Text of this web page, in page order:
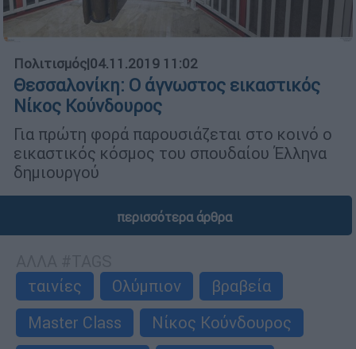
Πολιτισμός|04.11.2019 11:02
Θεσσαλονίκη: Ο άγνωστος εικαστικός
Νίκος Κούνδουρος
Για πρώτη φορά παρουσιάζεται στο κοινό ο
εικαστικός κόσμος του σπουδαίου Έλληνα
δημιουργού
περισσότερα άρθρα
ταινίες
Ολύμπιον
βραβεία
Master Class
Νίκος Κούνδουρος